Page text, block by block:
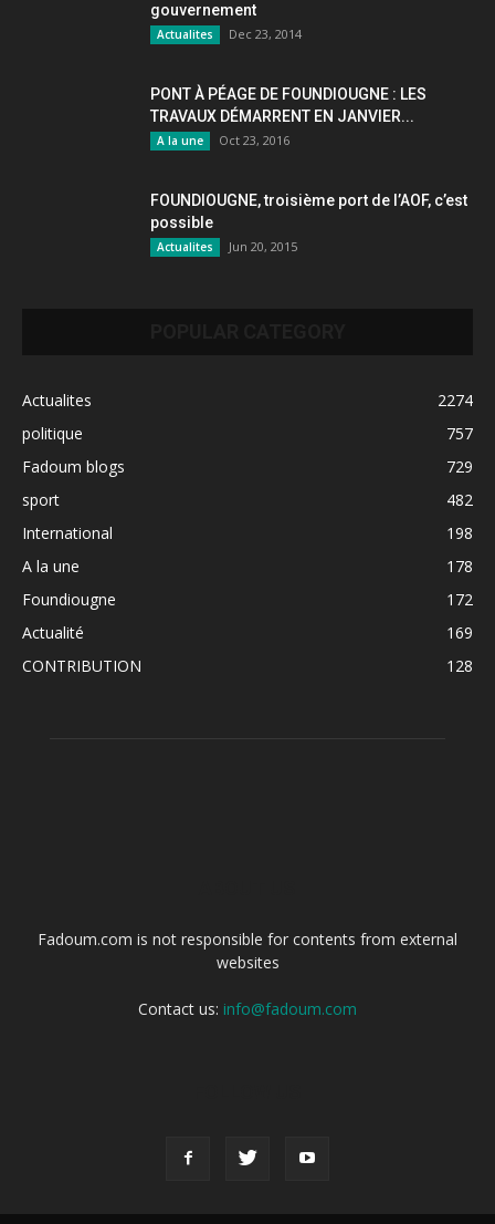
gouvernement
Actualites Dec 23, 2014
PONT À PÉAGE DE FOUNDIOUGNE : LES
TRAVAUX DÉMARRENT EN JANVIER...
A la une Oct 23, 2016
FOUNDIOUGNE, troisième port de l’AOF, c’est
possible
Actualites Jun 20, 2015
Actualites
2274
politique
757
Fadoum blogs
729
sport
482
International
198
A la une
178
Foundiougne
172
Actualité
169
CONTRIBUTION
128
Fadoum.com is not responsible for contents from external
websites
Contact us: info@fadoum.com